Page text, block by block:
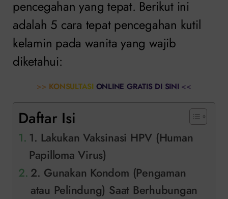
pencegahan yang tepat. Berikut ini
adalah 5 cara tepat pencegahan kutil
kelamin pada wanita yang wajib
diketahui:
>> KONSULTASI ONLINE GRATIS DI SINI <<
Daftar Isi
1. Lakukan Vaksinasi HPV (Human
Papilloma Virus)
2. Gunakan Kondom (Pengaman
atau Pelindung) Saat Berhubungan